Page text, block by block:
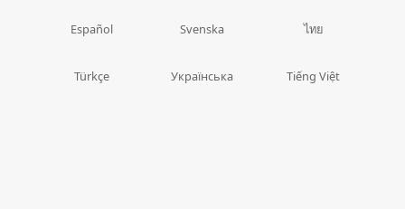
Español Svenska ไทย
Türkçe Українська Tiếng Việt